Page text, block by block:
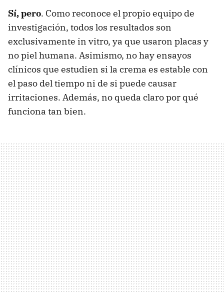
Sí, pero. Como reconoce el propio equipo de
investigación, todos los resultados son
exclusivamente in vitro, ya que usaron placas y
no piel humana. Asimismo, no hay ensayos
clínicos que estudien si la crema es estable con
el paso del tiempo ni de si puede causar
irritaciones. Además, no queda claro por qué
funciona tan bien.